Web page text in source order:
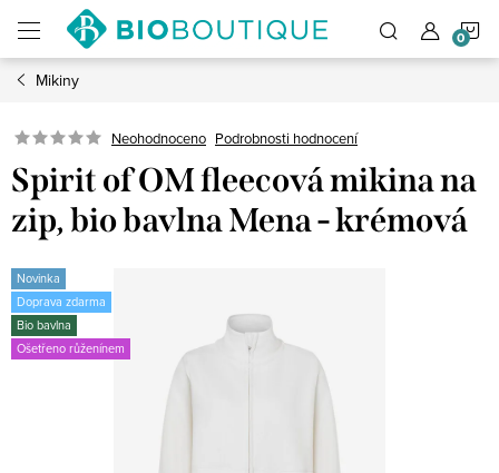
obsah
Mikiny
Neohodnoceno Podrobnosti hodnocení
Spirit of OM fleecová mikina na
zip, bio bavlna Mena - krémová
Novinka
Doprava zdarma
Bio bavlna
Ošetřeno růženínem